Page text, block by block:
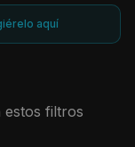
aquí
filtros